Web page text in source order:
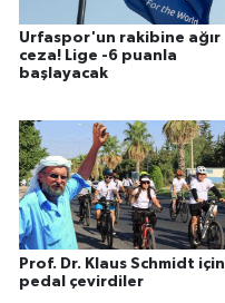
Urfaspor'un rakibine ağır
ceza! Lige -6 puanla
başlayacak
Prof. Dr. Klaus Schmidt için
pedal çevirdiler